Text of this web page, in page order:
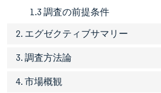
1.3 調査の前提条件
2. エグゼクティブサマリー
3. 調査方法論
4. 市場概観